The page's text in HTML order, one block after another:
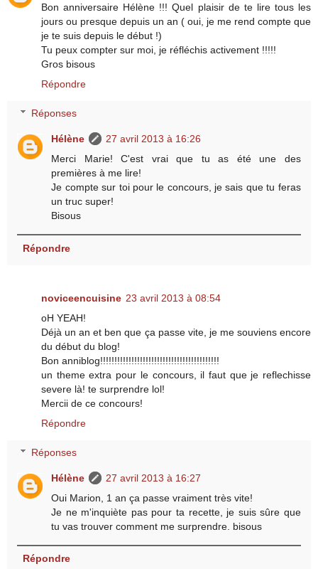
Bon anniversaire Hélène !!! Quel plaisir de te lire tous les
jours ou presque depuis un an ( oui, je me rend compte que
je te suis depuis le début !)
Tu peux compter sur moi, je réfléchis activement !!!!!
Gros bisous
Répondre
Réponses
Hélène
27 avril 2013 à 16:26
Merci Marie! C'est vrai que tu as été une des
premières à me lire!
Je compte sur toi pour le concours, je sais que tu feras
un truc super!
Bisous
Répondre
noviceencuisine 23 avril 2013 à 08:54
oH YEAH!
Déjà un an et ben que ça passe vite, je me souviens encore
du début du blog!
Bon anniblog!!!!!!!!!!!!!!!!!!!!!!!!!!!!!!!!!!!!!!!!!!
un theme extra pour le concours, il faut que je reflechisse
severe là! te surprendre lol!
Mercii de ce concours!
Répondre
Réponses
Hélène
27 avril 2013 à 16:27
Oui Marion, 1 an ça passe vraiment très vite!
Je ne m'inquiète pas pour ta recette, je suis sûre que
tu vas trouver comment me surprendre. bisous
Répondre